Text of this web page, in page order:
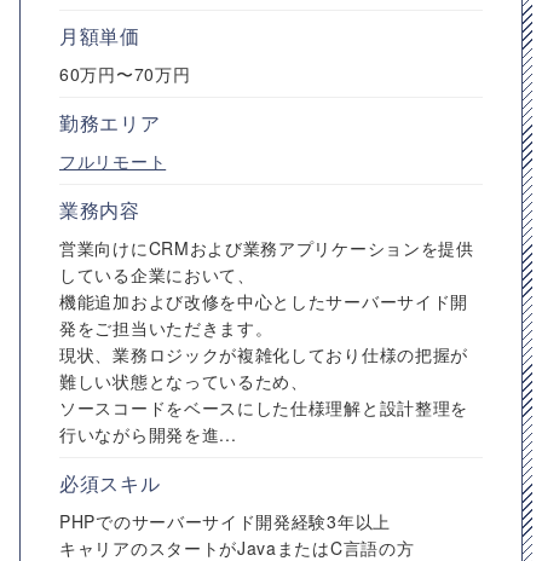
月額単価
60万円〜70万円
勤務エリア
フルリモート
業務内容
営業向けにCRMおよび業務アプリケーションを提供
している企業において、
機能追加および改修を中心としたサーバーサイド開
発をご担当いただきます。
現状、業務ロジックが複雑化しており仕様の把握が
難しい状態となっているため、
ソースコードをベースにした仕様理解と設計整理を
行いながら開発を進...
必須スキル
PHPでのサーバーサイド開発経験3年以上
キャリアのスタートがJavaまたはC言語の方